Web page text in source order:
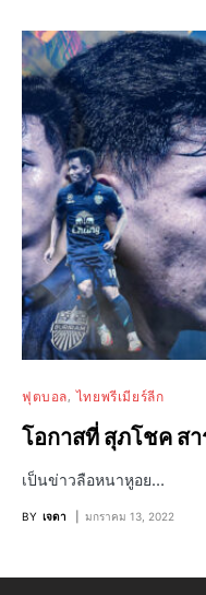
ฟุตบอล ไทยพรีเมียร์ลีก
โอกาสที่ สุภโชค ส
เป็นข่าวลือหนาหูอย…
BY เจดา มกราคม 13, 2022